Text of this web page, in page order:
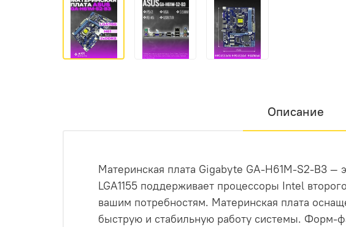
Описание
Материнская плата Gigabyte GA-H61M-S2-B3 —
LGA1155 поддерживает процессоры Intel
вашим потребностям. Материнская плата
быструю и стабильную работу системы. Форм-